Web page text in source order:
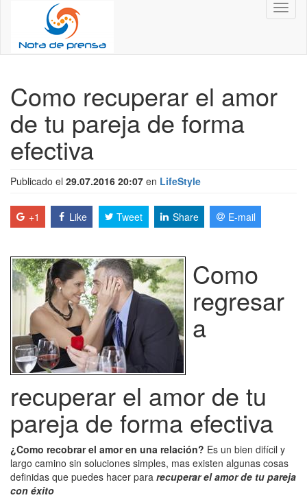
Como recuperar el amor
de tu pareja de forma
efectiva
Publicado el 29.07.2016 20:07 en LifeStyle
+1 Like Tweet Share E-mail
Como
regresar
a
recuperar el amor de tu
pareja de forma efectiva
¿Como recobrar el amor en una relación? Es un bien difícil y
largo camino sin soluciones simples, mas existen algunas cosas
definidas que puedes hacer para recuperar el amor de tu pareja
con éxito